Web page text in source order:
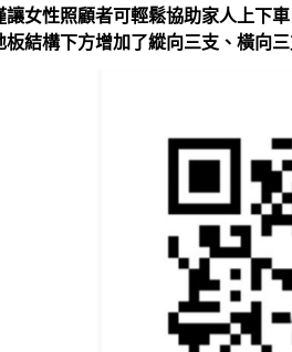
讓女性照顧者可輕鬆協助家人上下
板結構下方增加了縱向三支、橫向